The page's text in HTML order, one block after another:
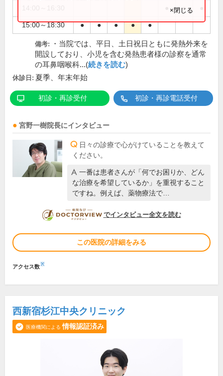
●
15:00～18:30 ● ● ● ● ●
×閉じる
備考:
・当院では、平日、土日祝日ともに発熱外来を
開設しており、小児を含む発熱患者様の診察を通常
の耳鼻咽喉科...(続きを読む)
休診日: 夏季、年末年始
初診・再診受付 初診・再診電話受付
宮野一樹院長にインタビュー
日々の診療で心がけていることを教えて
ください。
一番は患者さんが「何でお困りか、どん
な治療を希望しているか」を重視すること
ですね。例えば、薬物療法で…
DOCTORVIEW
でインタビュー全文を読む
この医院の詳細をみる
アクセス数※
西新宿杉江中央クリニック
医療機関による 情報認証済み